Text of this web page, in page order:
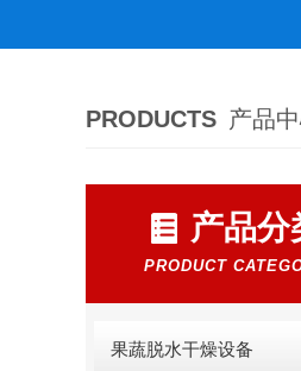
PRODUCTS 产品
产品分
PRODUCT
果蔬脱水干燥设备